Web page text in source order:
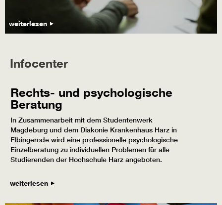
weiterlesen
Infocenter
Rechts- und psychologische
Beratung
In Zusammenarbeit mit dem Studentenwerk
Magdeburg und dem Diakonie Krankenhaus Harz in
Elbingerode wird eine professionelle psychologische
Einzelberatung zu individuellen Problemen für alle
Studierenden der Hochschule Harz angeboten.
weiterlesen